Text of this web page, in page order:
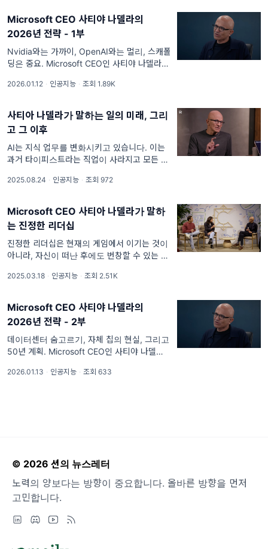
Microsoft CEO 사티야 나델라의
2026년 전략 - 1부
Nvidia와는 가까이, OpenAI와는 멀리, 스캐폴
딩은 중요. Microsoft CEO인 사티야 나델라가
2025년 11월 13일 공개된 인터뷰 내용을 리뷰
2026.01.12 · 인공지능 · 조회 1.89K
사티아 나델라가 말하는 일의 미래, 그리
고 그 이후
AI는 지식 업무를 변화시키고 있습니다. 이는
과거 타이피스트라는 직업이 사라지고 모든 사
Microsoft CEO 사티야 나델라가 유튜브 채널
일 공개된 인터뷰 내용을 리뷰해봤습니다....
2025.08.24 · 인공지능 · 조회 972
Microsoft CEO 사티아 나델라가 말하
는 진정한 리더십
진정한 리더십은 현재의 게임에서 이기는 것이
아니라, 자신이 떠난 후에도 번창할 수 있는 기
티아 나델라가 스타트업 인큐베이터 South
공개된 인터뷰 내용을 리뷰해봤습니다....
2025.03.18 · 인공지능 · 조회 2.51K
Microsoft CEO 사티야 나델라의
2026년 전략 - 2부
데이터센터 숨고르기, 자체 칩의 현실, 그리고
50년 계획. Microsoft CEO인 사티야 나델라
2025년 11월 13일 공개된 인터뷰 내용을 리뷰
2026.01.13 · 인공지능 · 조회 633
© 2026 션의 뉴스레터
노력의 양보다는 방향이 중요합니다. 올바른 방향을 먼저
고민합니다.